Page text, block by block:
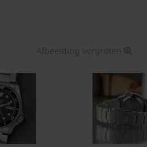
Afbeelding vergroten